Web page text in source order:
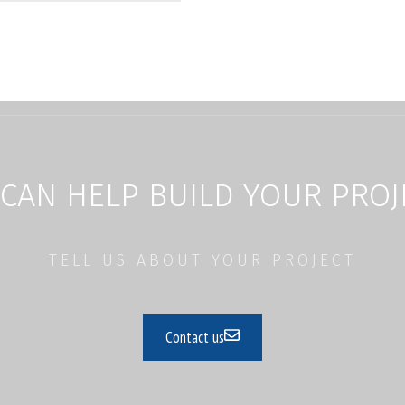
HELP BUILD YOUR
TELL US ABOUT YOUR PROJECT
Contact us